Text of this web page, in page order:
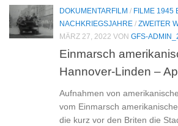
DOKUMENTARFILM / FILME 1945
NACHKRIEGSJAHRE / ZWEITER
MÄRZ 27, 2022 VON GFS-
Einmarsch
Hannover-Linden –
Aufnahmen von
vom Einmarsch
die kurz vor den Briten die